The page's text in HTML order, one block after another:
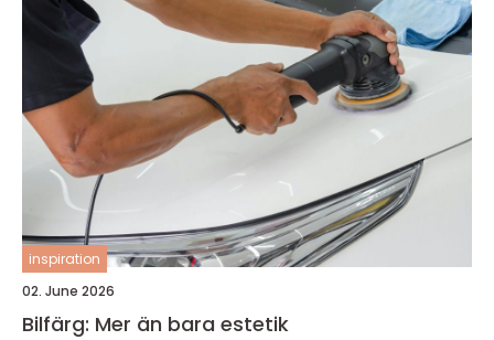
inspiration
02. June 2026
Bilfärg: Mer än bara estetik